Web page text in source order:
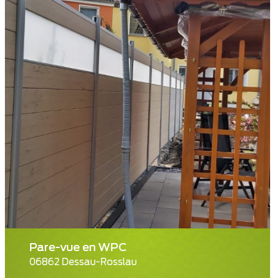
Pare-vue en WPC
06862 Dessau-Rosslau